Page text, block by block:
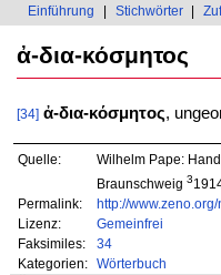
Einführung Stichwörter
ἀ-δια-κόσμητος
[34] ἀ-δια-κόσμητος,
Quelle:
Wilhelm Pape:
Braunschweig 3
Permalink:
http://
Lizenz:
Gemeinfrei
Faksimiles:
34
Kategorien:
Wörterbuch